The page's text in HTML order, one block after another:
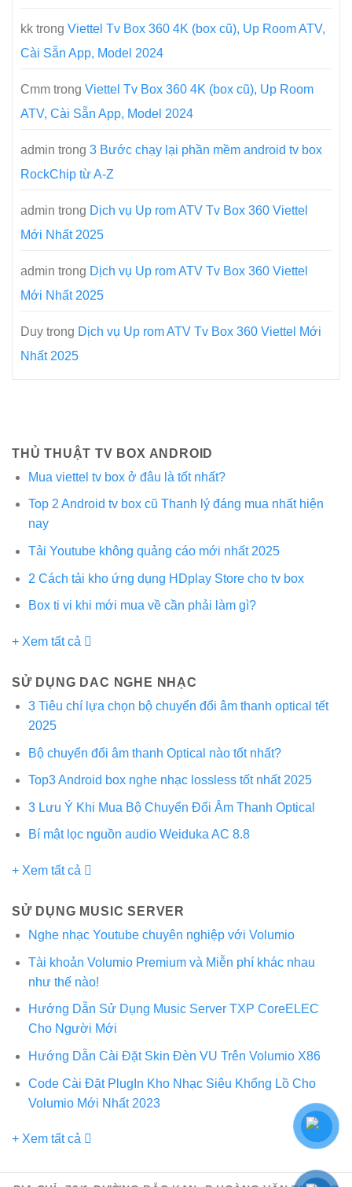
kk trong Viettel Tv Box 360 4K (box cũ), Up Room ATV,
Cài Sẵn App, Model 2024
Cmm trong Viettel Tv Box 360 4K (box cũ), Up Room
ATV, Cài Sẵn App, Model 2024
admin trong 3 Bước chạy lại phần mềm android tv box
RockChip từ A-Z
admin trong Dịch vụ Up rom ATV Tv Box 360 Viettel
Mới Nhất 2025
admin trong Dịch vụ Up rom ATV Tv Box 360 Viettel
Mới Nhất 2025
Duy trong Dịch vụ Up rom ATV Tv Box 360 Viettel Mới
Nhất 2025
THỦ THUẬT TV BOX ANDROID
Mua viettel tv box ở đâu là tốt nhất?
Top 2 Android tv box cũ Thanh lý đáng mua nhất hiện
nay
Tải Youtube không quảng cáo mới nhất 2025
2 Cách tải kho ứng dụng HDplay Store cho tv box
Box ti vi khi mới mua về cần phải làm gì?
+ Xem tất cả
SỬ DỤNG DAC NGHE NHẠC
3 Tiêu chí lựa chọn bộ chuyển đổi âm thanh optical tết
2025
Bộ chuyển đổi âm thanh Optical nào tốt nhất?
Top3 Android box nghe nhạc lossless tốt nhất 2025
3 Lưu Ý Khi Mua Bộ Chuyển Đổi Âm Thanh Optical
Bí mật lọc nguồn audio Weiduka AC 8.8
+ Xem tất cả
SỬ DỤNG MUSIC SERVER
Nghe nhạc Youtube chuyên nghiệp với Volumio
Tài khoản Volumio Premium và Miễn phí khác nhau
như thế nào!
Hướng Dẫn Sử Dụng Music Server TXP CoreELEC
Cho Người Mới
Hướng Dẫn Cài Đặt Skin Đèn VU Trên Volumio X86
Code Cài Đặt PlugIn Kho Nhạc Siêu Khổng Lồ Cho
Volumio Mới Nhất 2023
+ Xem tất cả